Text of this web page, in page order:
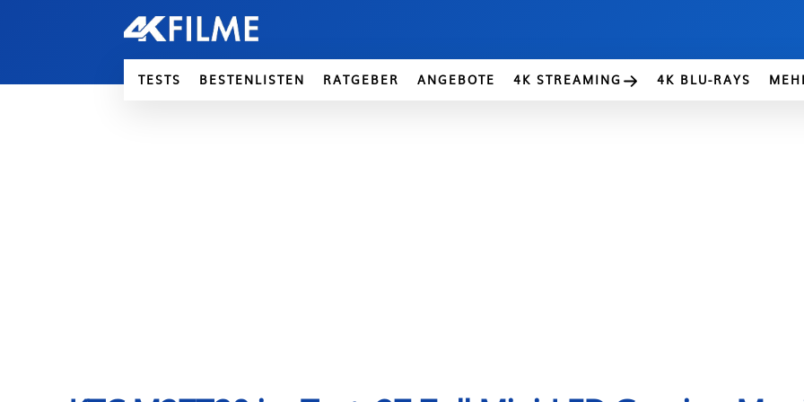
TESTS BESTENLISTEN RATGEBER ANGEBOTE 4K STREAMING 4K BLU-RAYS